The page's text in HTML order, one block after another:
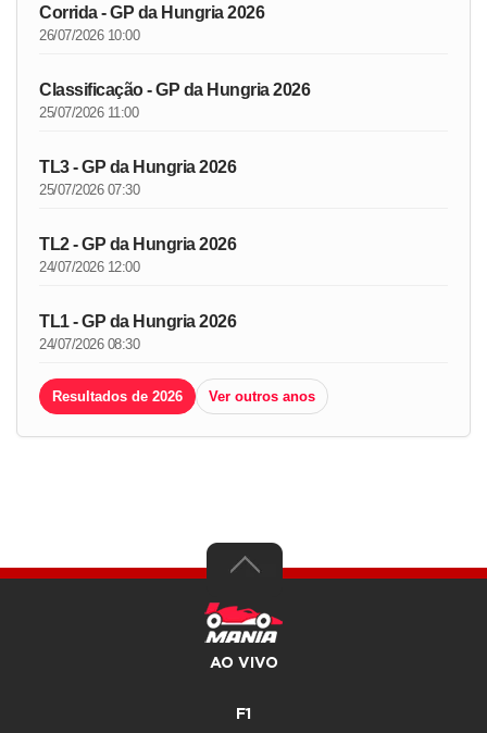
Corrida - GP da Hungria 2026
26/07/2026 10:00
Classificação - GP da Hungria 2026
25/07/2026 11:00
TL3 - GP da Hungria 2026
25/07/2026 07:30
TL2 - GP da Hungria 2026
24/07/2026 12:00
TL1 - GP da Hungria 2026
24/07/2026 08:30
Resultados de 2026 Ver outros anos
AO VIVO
F1